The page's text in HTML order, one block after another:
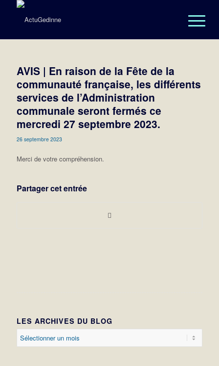
AVIS | En raison de la Fête de la
communauté française, les différents
services de l’Administration
communale seront fermés ce
mercredi 27 septembre 2023.
26 septembre 2023
Merci de votre compréhension.
Partager cet entrée
LES ARCHIVES DU BLOG